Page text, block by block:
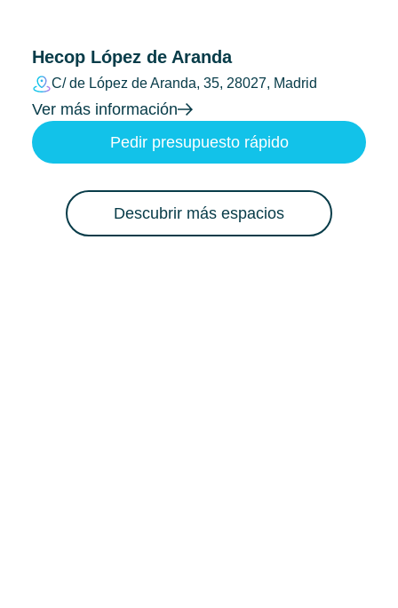
Hecop López de Aranda
C/ de López de Aranda, 35, 28027, Madrid
Ver más información
Pedir presupuesto rápido
Descubrir más espacios